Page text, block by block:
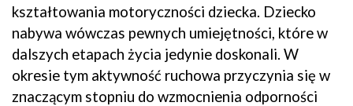
kształtowania motoryczności dziecka. Dziecko
nabywa wówczas pewnych umiejętności, które w
dalszych etapach życia jedynie doskonali. W
okresie tym aktywność ruchowa przyczynia się w
znaczącym stopniu do wzmocnienia odporności